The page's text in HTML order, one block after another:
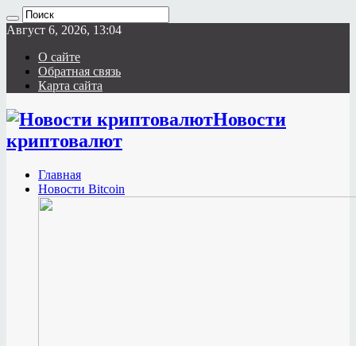
Август 6, 2026, 13:04
О сайте
Обратная связь
Карта сайта
Новости
криптовалют
Главная
Новости Bitcoin